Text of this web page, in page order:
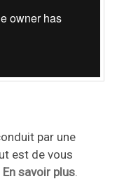
par une
est de vous
En savoir plus.